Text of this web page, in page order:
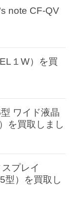
note CF-QV
１W）を買
ワイド液晶
を買取しまし
プレイ
型）を買取し